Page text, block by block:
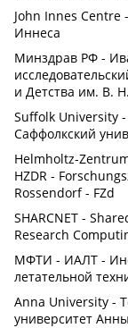
John Innes Centre
Иннеса
Минздрав РФ -
и Детства им. В.
Suffolk University
Саффолкский
Helmholtz-
HZDR -
Rossendorf - FZd
SHARCNET -
Research
МФТИ - ИАЛТ -
летательной
Anna University -
университет Анны